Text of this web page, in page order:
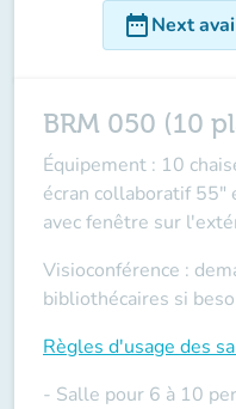
date_rangeNext
BRM 050 (10
Équipement : 10
écran collaboratif 55"
avec fenêtre sur
Visioconférence :
bibliothécaires si
Règles d'usage des
- Salle pour 6 à 10